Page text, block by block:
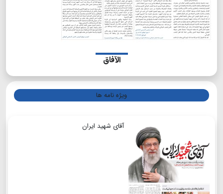
الآفاق
ویژه نامه ها
آقای شهید ایران